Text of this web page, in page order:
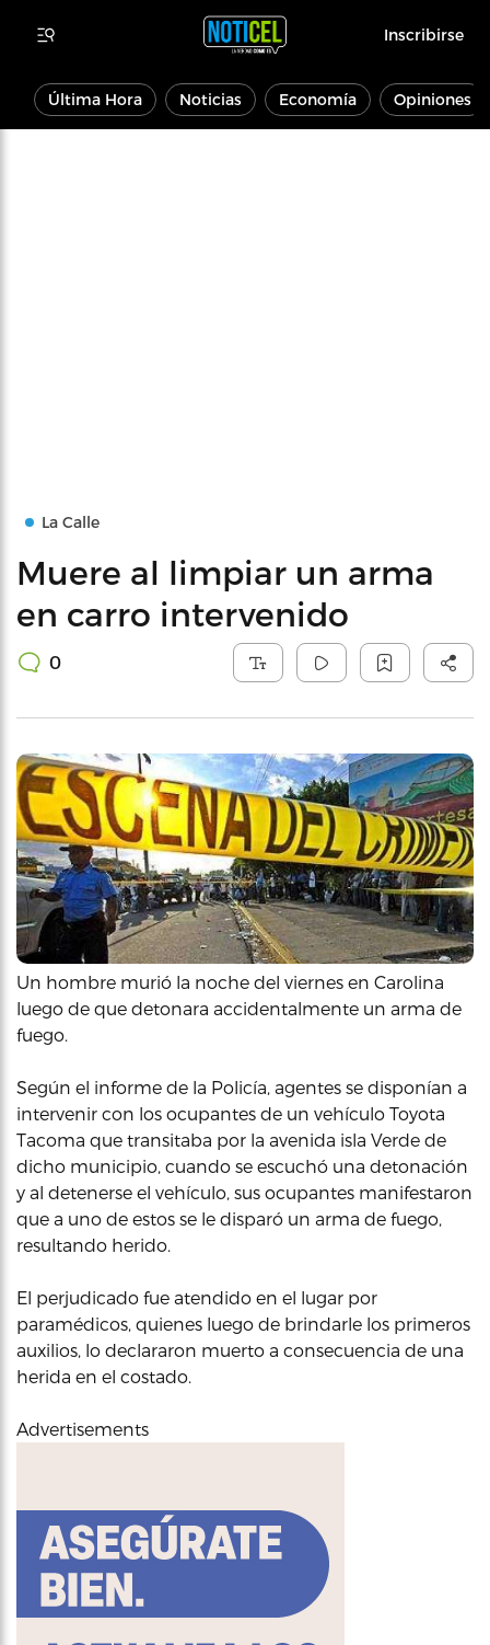
Inscribirse
Última Hora Noticias Economía Opiniones
La Calle
Muere al limpiar un arma
en carro intervenido
0
Un hombre murió la noche del viernes en Carolina
luego de que detonara accidentalmente un arma de
fuego.
Según el informe de la Policía, agentes se disponían a
intervenir con los ocupantes de un vehículo Toyota
Tacoma que transitaba por la avenida isla Verde de
dicho municipio, cuando se escuchó una detonación
y al detenerse el vehículo, sus ocupantes manifestaron
que a uno de estos se le disparó un arma de fuego,
resultando herido.
El perjudicado fue atendido en el lugar por
paramédicos, quienes luego de brindarle los primeros
auxilios, lo declararon muerto a consecuencia de una
herida en el costado.
Advertisements